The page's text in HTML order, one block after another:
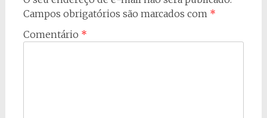
Campos obrigatórios são marcados com *
Comentário *